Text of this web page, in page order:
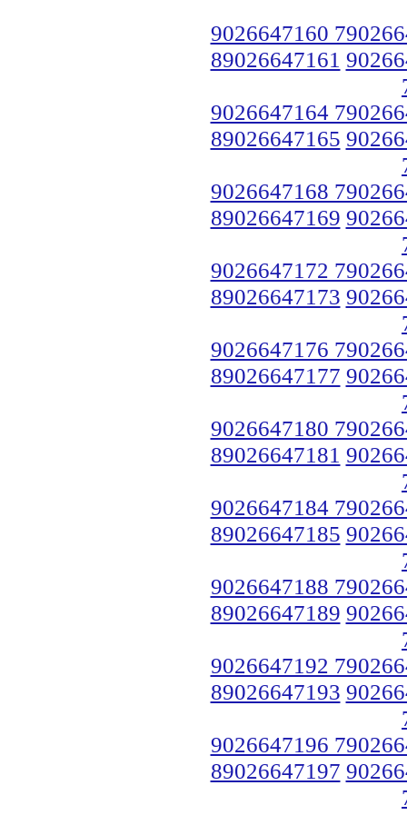
9026647160
89026647161
9026647164
89026647165
9026647168
89026647169
9026647172
89026647173
9026647176
89026647177
9026647180
89026647181
9026647184
89026647185
9026647188
89026647189
9026647192
89026647193
9026647196
89026647197